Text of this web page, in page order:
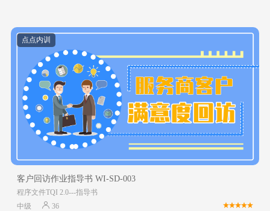
点点内训
客户回访作业指导书 WI-SD-003
程序文件TQI 2.0---指导书
中级
36